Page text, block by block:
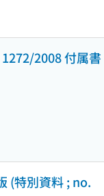
2008 付属書
(特別資料 ; no.